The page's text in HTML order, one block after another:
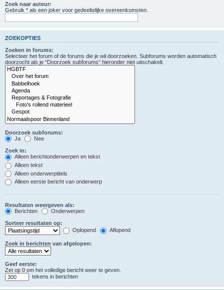
Zoek naar auteur:
Gebruik * als een joker voor gedeeltelijke overeenkomsten.
ZOEKOPTIES
Zoeken in forums:
Selecteer het forum of de forums die je wil doorzoeken. Subforums worden automatisch
doorzocht als je “Doorzoek subforums“ hieronder niet uitschakelt.
Doorzoek subforums:
Ja
Nee
Zoek in:
Alleen berichtonderwerpen en tekst
Alleen tekst
Alleen onderwerptitels
Alleen eerste bericht van onderwerp
Resultaten weergeven als:
Berichten
Onderwerpen
Sorteer resultaten op:
Oplopend
Aflopend
Zoek in berichten van afgelopen:
Geef eerste:
Zet op 0 om het volledige bericht weer te geven.
tekens in berichten